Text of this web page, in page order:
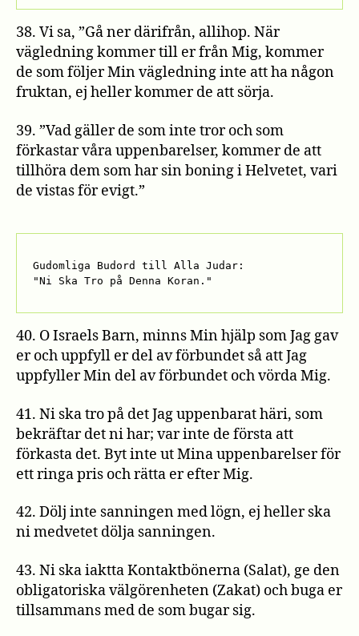
38. Vi sa, ”Gå ner därifrån, allihop. När
vägledning kommer till er från Mig, kommer
de som följer Min vägledning inte att ha någon
fruktan, ej heller kommer de att sörja.
39. ”Vad gäller de som inte tror och som
förkastar våra uppenbarelser, kommer de att
tillhöra dem som har sin boning i Helvetet, vari
de vistas för evigt.”
Gudomliga Budord till Alla Judar:
"Ni Ska Tro på Denna Koran."
40. O Israels Barn, minns Min hjälp som Jag gav
er och uppfyll er del av förbundet så att Jag
uppfyller Min del av förbundet och vörda Mig.
41. Ni ska tro på det Jag uppenbarat häri, som
bekräftar det ni har; var inte de första att
förkasta det. Byt inte ut Mina uppenbarelser för
ett ringa pris och rätta er efter Mig.
42. Dölj inte sanningen med lögn, ej heller ska
ni medvetet dölja sanningen.
43. Ni ska iaktta Kontaktbönerna (Salat), ge den
obligatoriska välgörenheten (Zakat) och buga er
tillsammans med de som bugar sig.